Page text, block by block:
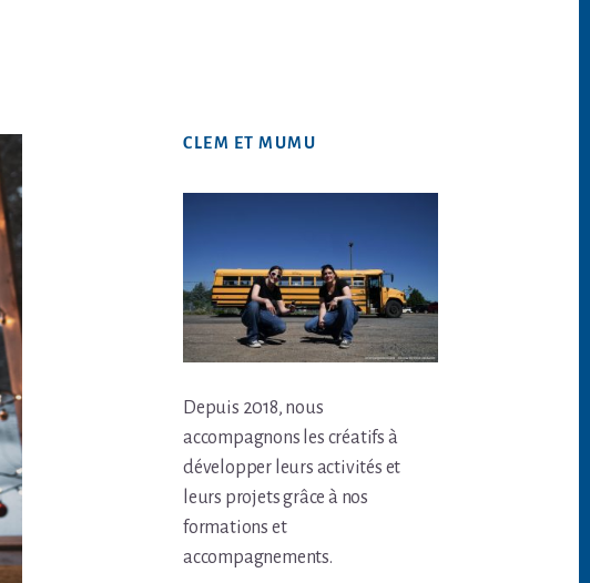
CLEM ET MUMU
Depuis 2018, nous
accompagnons les créatifs à
développer leurs activités et
leurs projets grâce à nos
formations et
accompagnements.